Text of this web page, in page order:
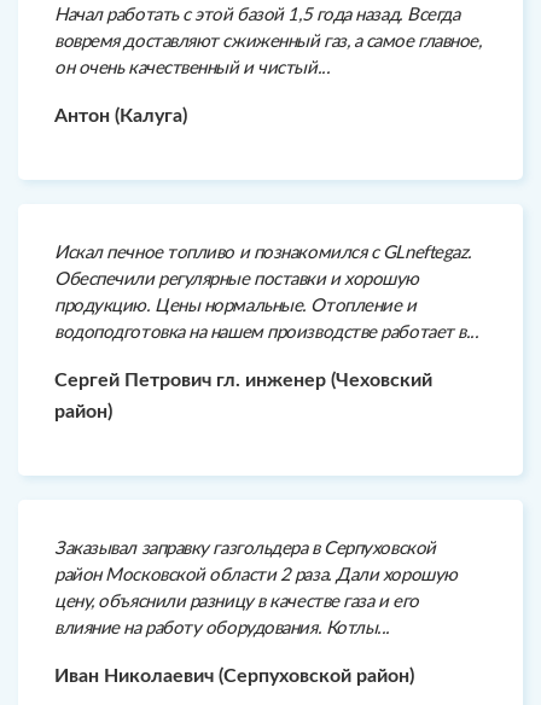
Начал работать с этой базой 1,5 года назад. Всегда
вовремя доставляют сжиженный газ, а самое главное,
он очень качественный и чистый...
Антон (Калуга)
Искал печное топливо и познакомился с GLneftegaz.
Обеспечили регулярные поставки и хорошую
продукцию. Цены нормальные. Отопление и
водоподготовка на нашем производстве работает в...
Сергей Петрович гл. инженер (Чеховский
район)
Заказывал заправку газгольдера в Серпуховской
район Московской области 2 раза. Дали хорошую
цену, объяснили разницу в качестве газа и его
влияние на работу оборудования. Котлы...
Иван Николаевич (Серпуховской район)